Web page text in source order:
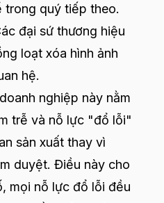
trong quý tiếp theo.
đại sứ thương hiệu
loạt xóa hình ảnh
hệ.
nghiệp này nằm
trễ và nỗ lực "đổ lỗi"
sản xuất thay vì
duyệt. Điều này cho
mọi nỗ lực đổ lỗi đều